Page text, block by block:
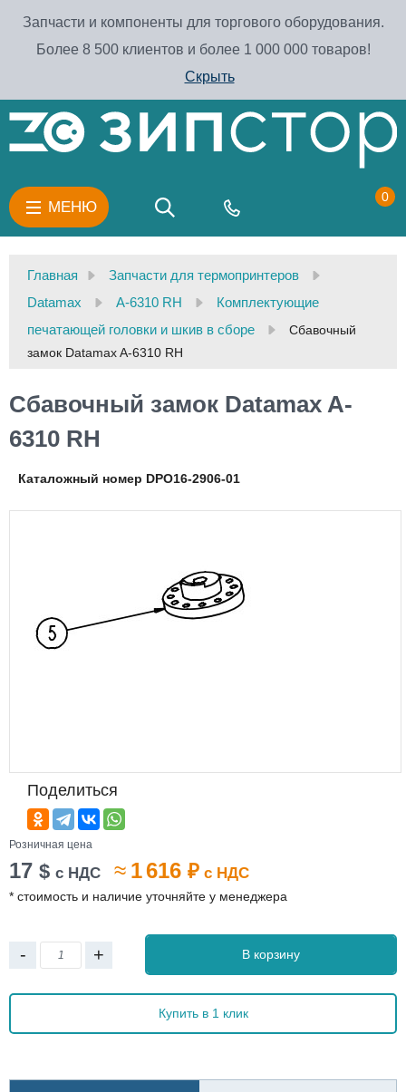
Запчасти и компоненты для торгового оборудования.
Более 8 500 клиентов и более 1 000 000 товаров!
Скрыть
МЕНЮ
0
Главная
Запчасти для термопринтеров
Datamax
A-6310 RH
Комплектующие
печатающей головки и шкив в сборе
Сбавочный
замок Datamax A-6310 RH
Сбавочный замок Datamax A-
6310 RH
Каталожный номер DPO16-2906-01
Поделиться
Розничная цена
17 $ с НДС ≈ 1 616 ₽ с НДС
* стоимость и наличие уточняйте у менеджера
- + В корзину
Купить в 1 клик